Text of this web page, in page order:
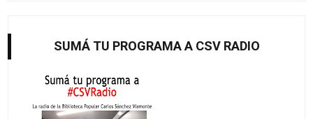
SUMÁ TU PROGRAMA A CSV RADIO